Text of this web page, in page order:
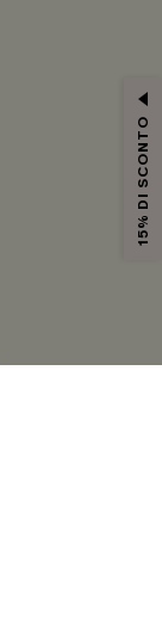
15% DI SCONTO